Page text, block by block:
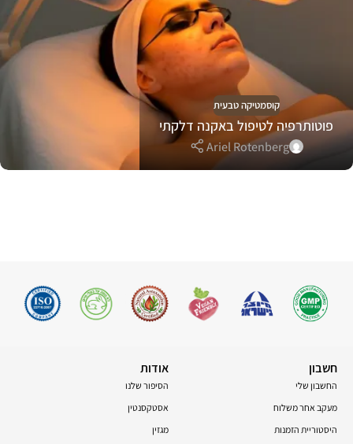
קוסמטיקה טבעית
פוטותרפיה לטיפול באקנה דלקתי
Ariel Rotenberg
חשבון
החשבון שלי
מעקב אחר משלוח
היסטוריית הזמנות
אודות
הסיפור שלנו
אסטקסנטין
מגזין